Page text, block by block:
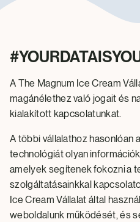
A The Magnum Ice Cream
magánélethez való jogait és
kialakított kapcsolatunkat.
A többi vállalathoz hasonlóan
technológiát olyan
amelyek segítenek fokozni a
szolgáltatásainkkal
Ice Cream Vállalat által
weboldalunk működését, és